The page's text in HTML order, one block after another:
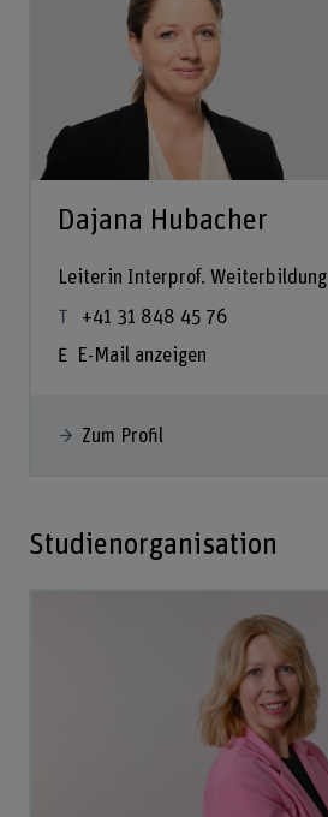
Dajana Hubacher
Leiterin Interprof. Weiterbildung
+41 31 848 45 76
E-Mail anzeigen
Zum Profil
Studienorganisation